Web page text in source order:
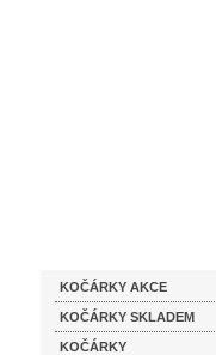
KOČÁRKY AKCE
KOČÁRKY SKLADEM
KOČÁRKY